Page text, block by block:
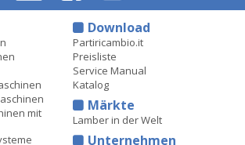
mit
Download
Partiricambio.it
Preisliste
Service Manual
Katalog
Märkte
Lamber in der Welt
Unternehmen